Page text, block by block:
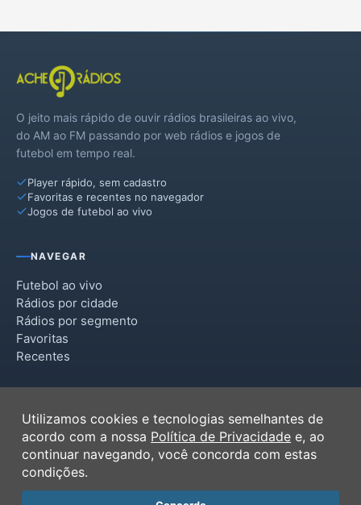
O jeito mais rápido de ouvir rádios brasileiras ao vivo,
do AM ao FM passando por web rádios e jogos de
futebol em tempo real.
Player rápido, sem cadastro
Favoritas e recentes no navegador
Jogos de futebol ao vivo
NAVEGAR
Futebol ao vivo
Rádios por cidade
Rádios por segmento
Favoritas
Recentes
Termos de Uso
Política de Privacidade
Ferramentas
Contato
Utilizamos cookies e tecnologias semelhantes de
acordo com a nossa Política de Privacidade e, ao
continuar navegando, você concorda com estas
condições.